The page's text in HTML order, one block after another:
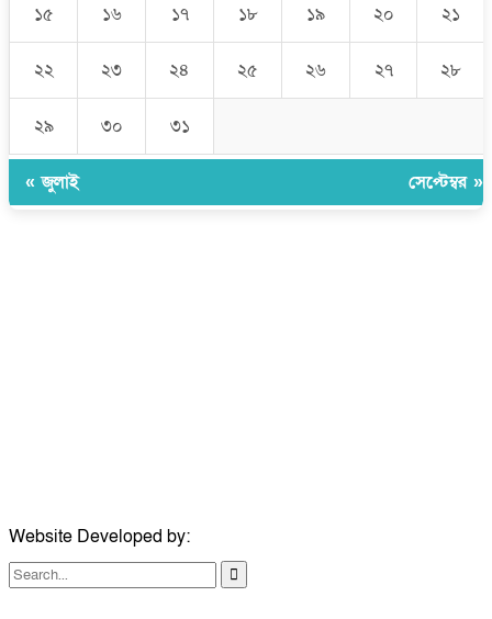
১৫ ১৬ ১৭ ১৮ ১৯ ২০ ২১
২২ ২৩ ২৪ ২৫ ২৬ ২৭ ২৮
২৯ ৩০ ৩১
« জুলাই সেপ্টেম্বর »
Website Developed by: